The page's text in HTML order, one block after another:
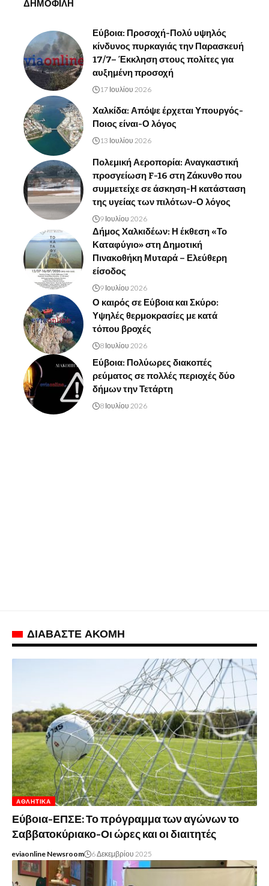
ΔΗΜΟΦΙΛΗ
Εύβοια: Προσοχή-Πολύ υψηλός
κίνδυνος πυρκαγιάς την Παρασκευή
17/7– Έκκληση στους πολίτες για
αυξημένη προσοχή
17 Ιουλίου 2026
Χαλκίδα: Απόψε έρχεται Υπουργός-
Ποιος είναι-Ο λόγος
13 Ιουλίου 2026
Πολεμική Αεροπορία: Αναγκαστική
προσγείωση F-16 στη Ζάκυνθο που
συμμετείχε σε άσκηση-Η κατάσταση
της υγείας των πιλότων-Ο λόγος
9 Ιουλίου 2026
Δήμος Χαλκιδέων: Η έκθεση «Το
Καταφύγιο» στη Δημοτική
Πινακοθήκη Μυταρά – Ελεύθερη
είσοδος
9 Ιουλίου 2026
Ο καιρός σε Εύβοια και Σκύρο:
Υψηλές θερμοκρασίες με κατά
τόπου βροχές
8 Ιουλίου 2026
Εύβοια: Πολύωρες διακοπές
ρεύματος σε πολλές περιοχές δύο
δήμων την Τετάρτη
8 Ιουλίου 2026
ΔΙΑΒΑΣΤΕ ΑΚΟΜΗ
ΑΘΛΗΤΙΚΆ
Εύβοια-ΕΠΣΕ: Το πρόγραμμα των αγώνων το
Σαββατοκύριακο-Οι ώρες και οι διαιτητές
eviaonline Newsroom 6 Δεκεμβρίου 2025